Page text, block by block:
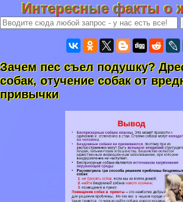
Интересные факты
Зачем пес съел подушку?
собак, отучение собак от
привычки